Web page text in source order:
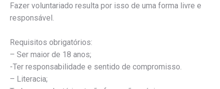
Fazer voluntariado resulta por isso de uma forma livre e
responsável.
Requisitos obrigatórios:
– Ser maior de 18 anos;
-Ter responsabilidade e sentido de compromisso.
– Literacia;